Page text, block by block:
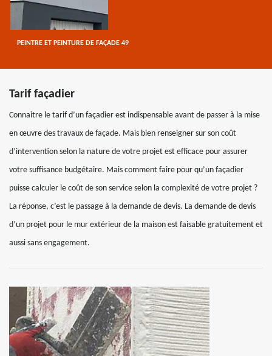
PEINTRE ET PEINTURE DE FAÇADE 49
Tarif façadier
Connaitre le tarif d’un façadier est indispensable avant de passer à la mise
en œuvre des travaux de façade. Mais bien renseigner sur son coût
d’intervention selon la nature de votre projet est efficace pour assurer
votre suffisance budgétaire. Mais comment faire pour qu’un façadier
puisse calculer le coût de son service selon la complexité de votre projet ?
La réponse, c’est le passage à la demande de devis. La demande de devis
d’un projet pour le mur extérieur de la maison est faisable gratuitement et
aussi sans engagement.